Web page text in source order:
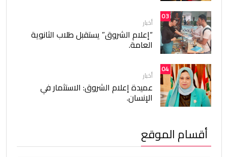
03
أخبار
“إعلام الشروق” يستقبل طلاب الثانوية
العامة.
04
أخبار
عميدة إعلام الشروق: الاستثمار في
الإنسان.
أقسام الموقع